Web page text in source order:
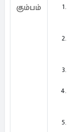
கும்பம்